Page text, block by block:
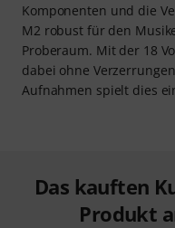
Komponenten und die
M2 robust für den
Proberaum. Mit der 18
dabei ohne
Aufnahmen spielt dies
Das kauften
Produkt